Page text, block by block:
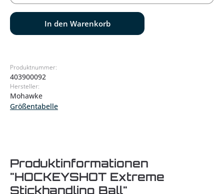
In den Warenkorb
Produktnummer:
403900092
Hersteller:
Mohawke
Größentabelle
Produktinformationen
"HOCKEYSHOT Extreme
Stickhandling Ball"